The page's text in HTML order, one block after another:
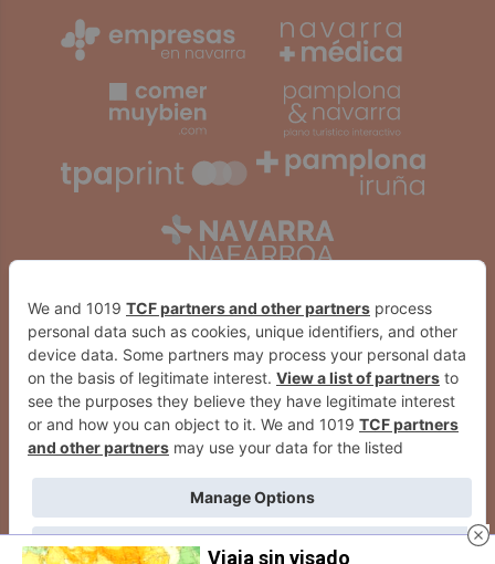
Viaja sin visado